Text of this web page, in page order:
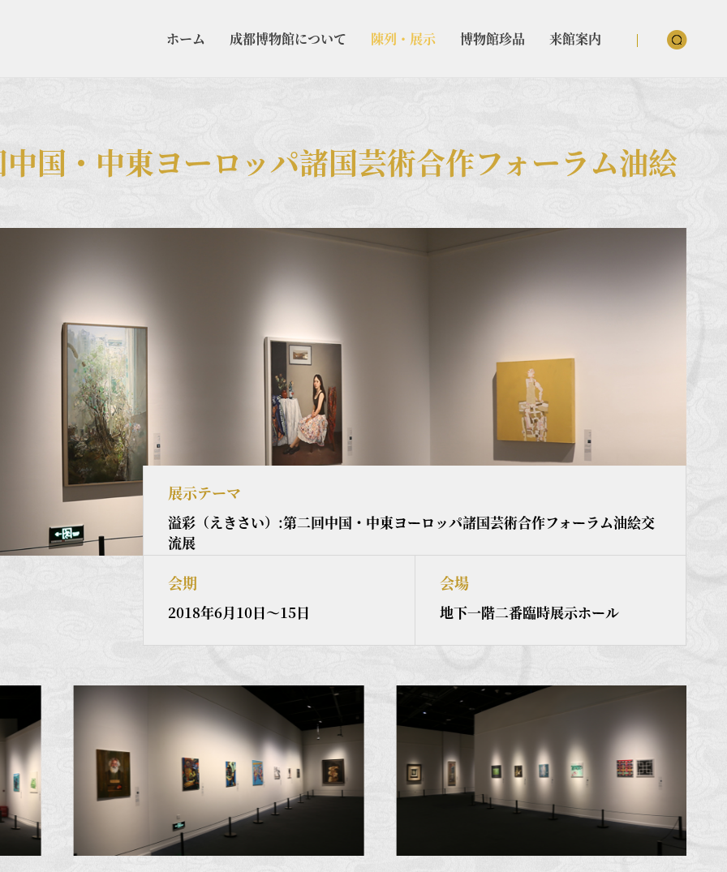
ホーム 成都博物館について 陳列・展示 博物館珍品 来館案内
国・中東ヨーロッパ諸国芸術合作フォーラム油絵
展示テーマ
溢彩（えきさい）:第二回中国・中東ヨーロッパ諸国芸術合作フォーラム油絵交
流展
会期
2018年6月10日～15日
会場
地下一階二番臨時展示ホール